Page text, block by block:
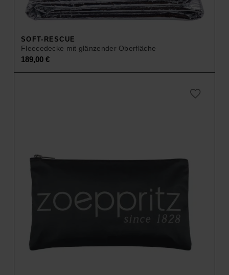
SOFT-RESCUE
Fleecedecke mit glänzender Oberfläche
189,00 €